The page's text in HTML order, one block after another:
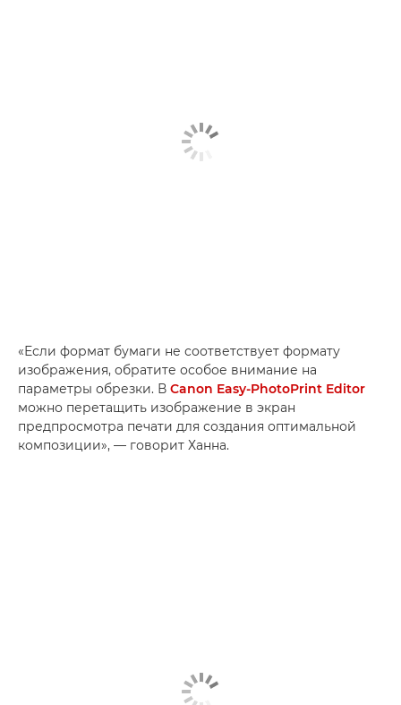
«Если формат бумаги не соответствует формату
изображения, обратите особое внимание на
параметры обрезки. В Canon Easy-PhotoPrint Editor
можно перетащить изображение в экран
предпросмотра печати для создания оптимальной
композиции», — говорит Ханна.